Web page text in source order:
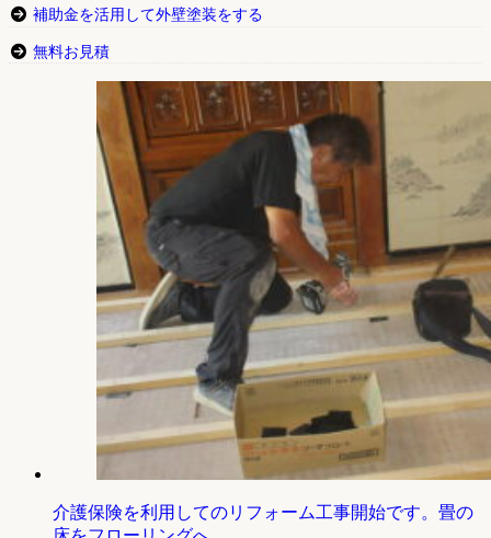
補助金を活用して外壁塗装をする
無料お見積
介護保険を利用してのリフォーム工事開始です。畳の